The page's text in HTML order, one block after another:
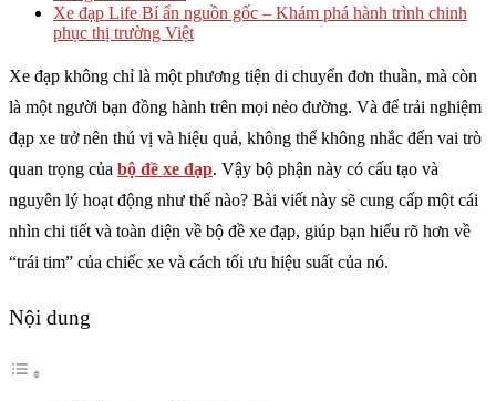
Xe đạp Life Bí ẩn nguồn gốc – Khám phá hành trình chinh
phục thị trường Việt
Xe đạp không chỉ là một phương tiện di chuyển đơn thuần, mà còn
là một người bạn đồng hành trên mọi nẻo đường. Và để trải nghiệm
đạp xe trở nên thú vị và hiệu quả, không thể không nhắc đến vai trò
quan trọng của bộ đề xe đạp. Vậy bộ phận này có cấu tạo và
nguyên lý hoạt động như thế nào? Bài viết này sẽ cung cấp một cái
nhìn chi tiết và toàn diện về bộ đề xe đạp, giúp bạn hiểu rõ hơn về
“trái tim” của chiếc xe và cách tối ưu hiệu suất của nó.
Nội dung